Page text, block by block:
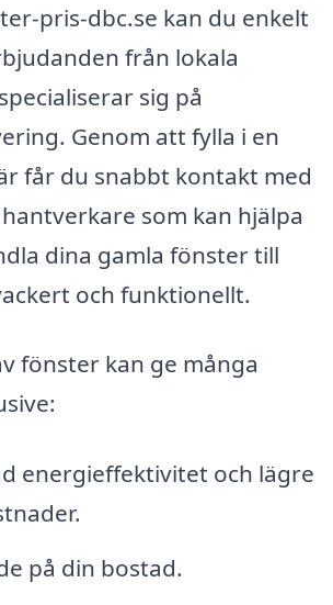
pris-dbc.se kan du enkelt
från lokala
sig på
Genom att fylla i en
får du snabbt kontakt med
som kan hjälpa
dina gamla fönster till
och funktionellt.
fönster kan ge många
energieffektivitet och lägre
på din bostad.